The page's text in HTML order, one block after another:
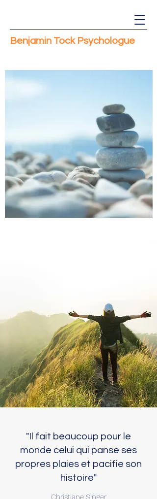
Benjamin Tock Psychologue
"Il fait beaucoup pour le
monde celui qui panse ses
propres plaies et pacifie son
histoire"
Christiane Singer